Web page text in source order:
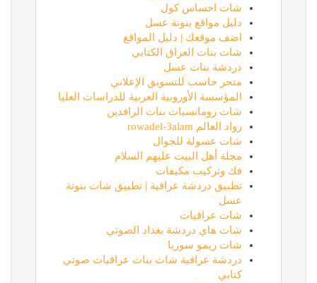
شات احساس كول
دليل مواقع بنوتة عسل
اضف موقعك | دليل المواقع
شات بنات العراق الكتابي
دردشة بنات عسل
متجر حاسب للتسويق الإعلاني
المؤسسة الأوروبية العربية للدراسات العليا
شات رومانسيات بنات الرافدين
رواد العالم rowadel-3alam
شات عسولة للجوال
مجلة أهل البيت عليهم السلام
فك وتركيب مكيفات
تطبيق دردشة عراقية | تطبيق شات بنوتة
عسل
شات عراقيات
شات هاي دردشة بغداد الصوتي
شات ريمو سوريا
دردشة عراقية شات بنات عراقيات صوتي
كتابي